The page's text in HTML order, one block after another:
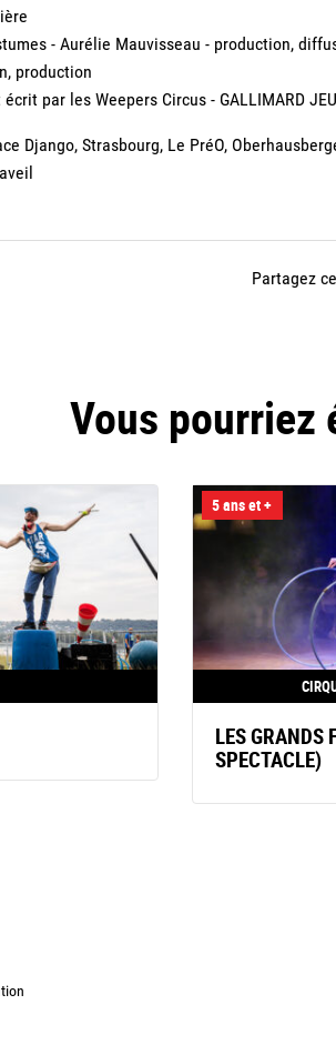
- Aurélie Mauvisseau - production,
production
par les Weepers Circus - GALLIMARD
Django, Strasbourg, Le PréO,
Partagez
Vous pourriez
5 ans et +
LES GRANDS
SPECTACLE)